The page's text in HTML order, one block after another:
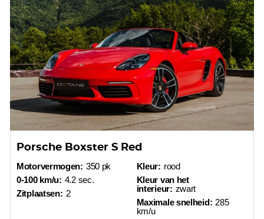
Porsche Boxster S Red
Motorvermogen: 350 pk
0-100 km/u: 4.2 sec.
Zitplaatsen: 2
Kleur: rood
Kleur van het
interieur: zwart
Maximale snelheid: 285
km/u